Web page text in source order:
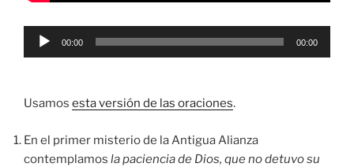
Reproductor
00:00 00:00
Usamos esta versión de las oraciones.
En el primer misterio de la Antigua Alianza
contemplamos la paciencia de Dios, que no detuvo su